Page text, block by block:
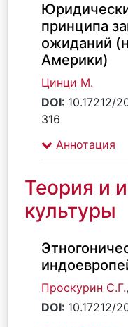
принципа
ожиданий
Америки)
Цинци М.
DOI: 10.17212/
316
Аннотация
Теория и
культуры
Проскурин C.Г.,
DOI: 10.17212/